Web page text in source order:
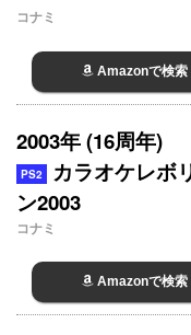
コナミ
Amazonで検索
2003年 (16周年)
PS2
カラオケレボ
ン2003
コナミ
Amazonで検索